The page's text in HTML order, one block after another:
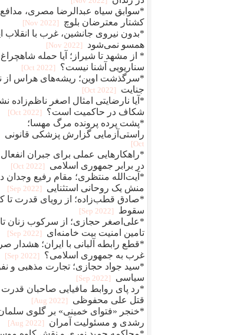
*سوابق سیاه عبدالرضا مصری، مدافع
کشتار معترضان بلوچ
[2022 Nov]
*بدون نیروی جانشین، غرب با انقلاب
همسو نمی‌شود
[2022 Nov]
* از مشهد تا شیراز؛ آیا حمله شاهچراغ
سناریویی آشنا نیست؟
[2022 Oct]
*سرگذشت اوین؛ ریشه‌های هراس از
جنایت
[2022 Oct]
*آیا نارضایتی امثال اصغر ناظم‌زاده
شکاف در حاکمیت است؟
[2022 Oct]
*پشت پرده پرونده مرگ مهسا؛
راستی‌آزمایی گزارش پزشکی قانونی
Oct]
*راهکارهایی عملی برای جبران
در برابر جمهوری اسلامی
[2022 Oct]
*آیت‌الله منتظری؛ مقام رفیع وجدان
منش یک روحانی استثنایی
[2022 Sep]
*صادق قطب‌زاده؛ از رویای قدرت تا
سقوط
[2022 Sep]
*علی‌اصغر حجازی؛ از سرکوب زنان تا
تامین امنیت بیت خامنه‌ای
[2022 Sep]
*قطع رابطه آلبانی با ایران؛ هشدار
غرب به جمهوری اسلامی؟
[2022 Sep]
*سید جواد حجازی؛ تجارت مذهبی و
سیاسی
[2022 Sep]
*رد پای روابط مافيایی صاحبان قدرت
قتل علی محفوظی
[2022 Aug]
*خنجر «فتوای خمینی» بر گلوی
رشدی و مسئولیت آمران
[2022 Aug]